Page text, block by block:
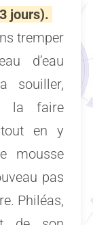
jours).
tremper
d’eau
souiller,
la faire
en y
mousse
pas
Philéas,